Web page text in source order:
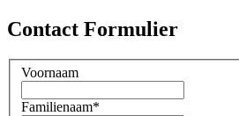
Contact Formulier
Voornaam
Familienaam*